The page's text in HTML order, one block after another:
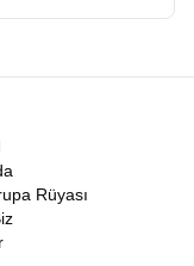
rotanın en büyük
bürokratik engellere
çiftleri, arkadaş
için büyük
Rüyası